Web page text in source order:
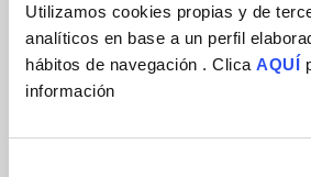
Utilizamos cookies propias y de
analíticos en base a un perfil
hábitos de navegación . Clica AQUÍ
información
la cromatina. La cromatina es la forma en
en el núcleo celular. Con lo aprendido en la
epilepsia, los investigadores han
dan en una situación más cotidiana, como
explora un lugar nuevo. Estos cambios -